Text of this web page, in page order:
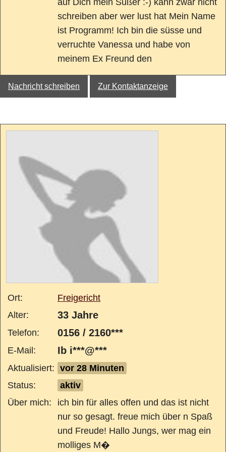
auf Dich mein Süßer :-) kann zwar nicht
schreiben aber wer lust hat Mein Name
ist Programm! Ich bin die süsse und
verruchte Vanessa und habe von
meinem Ex Freund den
Nachricht schreiben Zur Kontaktanzeige
Ort:
Freigericht
Alter:
33 Jahre
Telefon: 0156 / 2160***
E-Mail: Ib i***@***
Aktualisiert: vor 28 Minuten
Status:
aktiv
Über mich:
ich bin für alles offen und das ist nicht
nur so gesagt. freue mich über n Spaß
und Freude! Hallo Jungs, wer mag ein
molliges M�